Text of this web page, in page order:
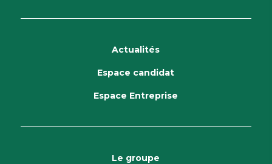
Actualités
Espace candidat
Espace Entreprise
Le groupe